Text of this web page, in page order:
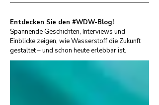
Entdecken Sie den #WDW-Blog!
Spannende Geschichten, Interviews und
Einblicke zeigen, wie Wasserstoff die Zukunft
gestaltet – und schon heute erlebbar ist.​